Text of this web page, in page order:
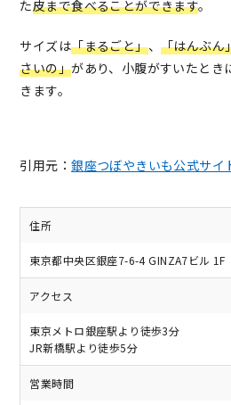
た皮まで食べることができます。
サイズは「まるごと」、「はんぶん
さいの」があり、小腹がすいたとき
きます。
引用元：銀座つぼやきいも公式サイ
住所
東京都中央区銀座7-6-4 GINZA7ビル 1F
アクセス
東京メトロ銀座駅より徒歩3分
JR新橋駅より徒歩5分
営業時間